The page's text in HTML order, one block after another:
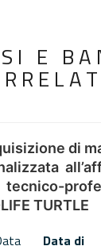
E
di
TURTLE
Data di